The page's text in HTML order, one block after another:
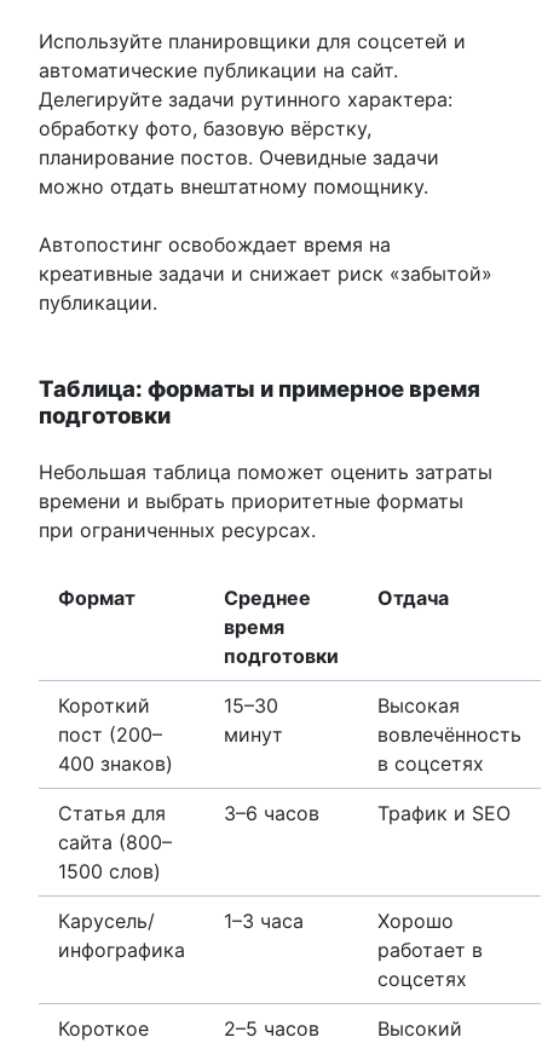
Используйте планировщики для соцсетей и
автоматические публикации на сайт.
Делегируйте задачи рутинного характера:
обработку фото, базовую вёрстку,
планирование постов. Очевидные задачи
можно отдать внештатному помощнику.
Автопостинг освобождает время на
креативные задачи и снижает риск «забытой»
публикации.
Таблица: форматы и примерное время
подготовки
Небольшая таблица поможет оценить затраты
времени и выбрать приоритетные форматы
при ограниченных ресурсах.
Формат
Среднее
время
подготовки
Отдача
Короткий
пост (200–
400 знаков)
15–30
минут
Высокая
вовлечённость
в соцсетях
Статья для
сайта (800–
1500 слов)
3–6 часов Трафик и SEO
Карусель/
инфографика
1–3 часа
Хорошо
работает в
соцсетях
Короткое
2–5 часов
Высокий